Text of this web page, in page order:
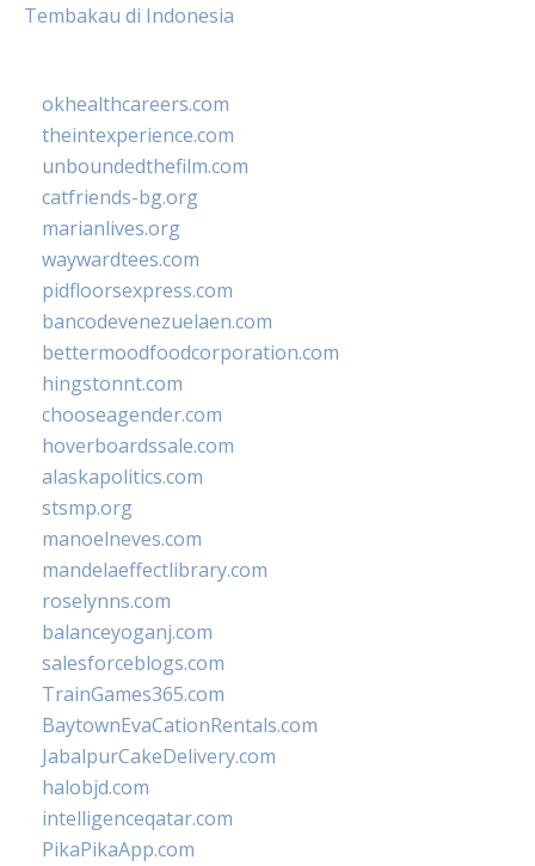
Tembakau di Indonesia
okhealthcareers.com
theintexperience.com
unboundedthefilm.com
catfriends-bg.org
marianlives.org
waywardtees.com
pidfloorsexpress.com
bancodevenezuelaen.com
bettermoodfoodcorporation.com
hingstonnt.com
chooseagender.com
hoverboardssale.com
alaskapolitics.com
stsmp.org
manoelneves.com
mandelaeffectlibrary.com
roselynns.com
balanceyoganj.com
salesforceblogs.com
TrainGames365.com
BaytownEvaCationRentals.com
JabalpurCakeDelivery.com
halobjd.com
intelligenceqatar.com
PikaPikaApp.com